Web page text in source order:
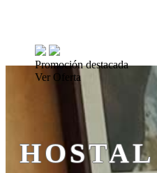
Promoción destacada
Ver Oferta